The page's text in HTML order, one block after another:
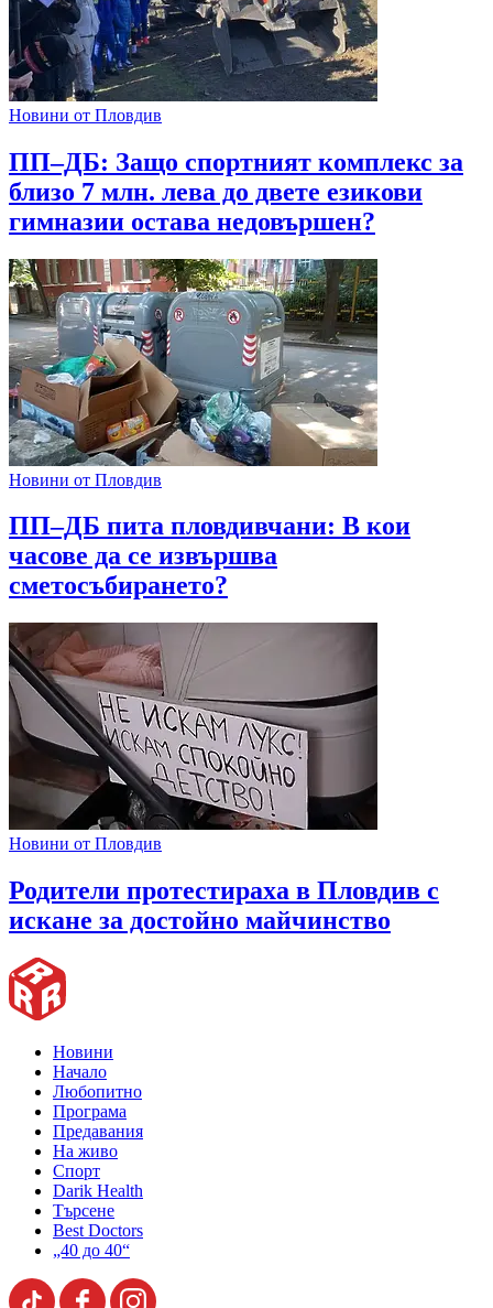
Новини от Пловдив
ПП–ДБ: Защо спортният комплекс за
близо 7 млн. лева до двете езикови
гимназии остава недовършен?
Новини от Пловдив
ПП–ДБ пита пловдивчани: В кои
часове да се извършва
сметосъбирането?
Новини от Пловдив
Родители протестираха в Пловдив с
искане за достойно майчинство
Новини
Начало
Любопитно
Програма
Предавания
На живо
Спорт
Darik Health
Търсене
Best Doctors
„40 до 40“